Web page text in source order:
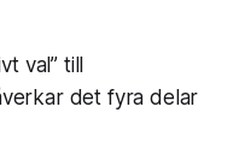
val” till
det fyra delar